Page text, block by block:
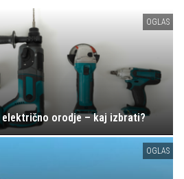
OGLAS
orodje – kaj izbrati?
OGLAS